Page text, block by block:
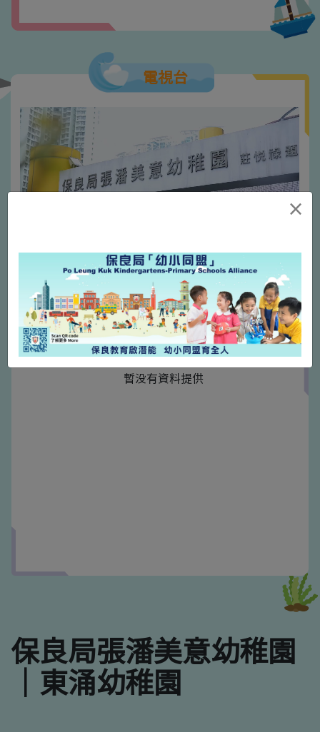
電視台
更多
聯校資訊
暫没有資料提供
保良局張潘美意幼稚園
｜東涌幼稚園
×